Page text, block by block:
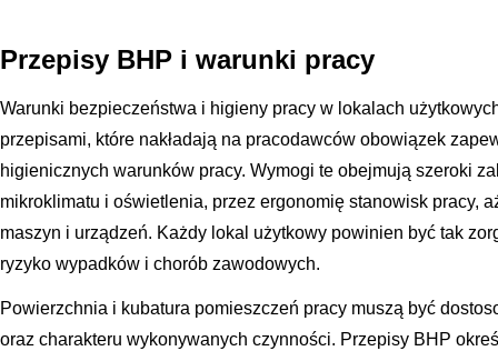
Przepisy BHP i warunki pracy
Warunki bezpieczeństwa i higieny pracy w lokalach
przepisami, które nakładają na pracodawców obowiązek
higienicznych warunków pracy. Wymogi te obejmują szeroki
mikroklimatu i oświetlenia, przez ergonomię stanowisk pracy,
maszyn i urządzeń. Każdy lokal użytkowy powinien być tak
ryzyko wypadków i chorób zawodowych.
Powierzchnia i kubatura pomieszczeń pracy muszą być
oraz charakteru wykonywanych czynności. Przepisy BHP